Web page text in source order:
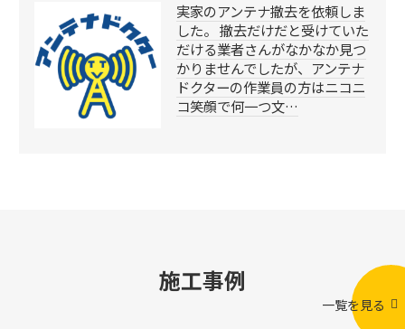
実家のアンテナ撤去を依頼しま
した。 撤去だけだと受けていた
だける業者さんがなかなか見つ
かりませんでしたが、アンテナ
ドクターの作業員の方はニコニ
コ笑顔で何一つ文…
施工事例
一覧を見る